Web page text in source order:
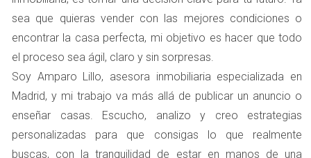
lo que hace que la zona sea especialmente atractiva para
las familias jóvenes.
Beneficios educativos y sociales
sea que quieras vender con las mejores condiciones o
encontrar la casa perfecta, mi objetivo es hacer que todo
el proceso sea ágil, claro y sin sorpresas.
Soy Amparo Lillo, asesora inmobiliaria especializada en
Madrid, y mi trabajo va más allá de publicar un anuncio o
enseñar casas. Escucho, analizo y creo estrategias
personalizadas para que consigas lo que realmente
buscas, con la tranquilidad de estar en manos de una